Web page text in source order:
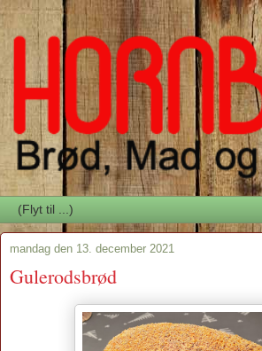
mandag den 13. december 2021
Gulerodsbrød